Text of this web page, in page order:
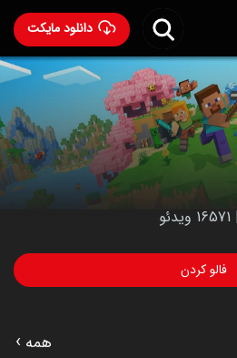
دانلود مایکت
فالو کردن
همه ›